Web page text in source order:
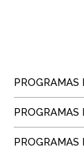
PROGRAMAS
PROGRAMAS
PROGRAMAS